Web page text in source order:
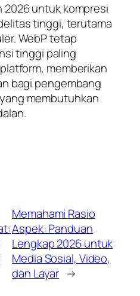
2026 untuk kompresi
tinggi, terutama
WebP tetap
tinggi paling
memberikan
bagi pengembang
membutuhkan
Memahami Rasio
Aspek: Panduan
Lengkap 2026 untuk
Media Sosial, Video,
dan Layar →